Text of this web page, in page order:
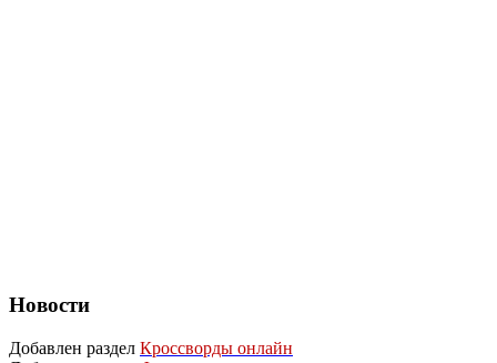
Новости
Добавлен раздел Кроссворды онлайн